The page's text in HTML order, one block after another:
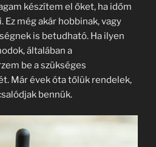
készítem el őket, ha időm
még akár hobbinak, vagy
is betudható. Ha ilyen
általában a
be a szükséges
Már évek óta tőlük rendelek,
bennük.